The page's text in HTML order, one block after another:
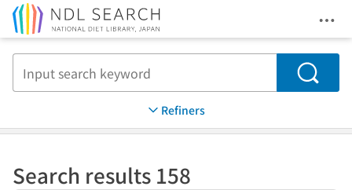
Search
Refiners
Search results 158